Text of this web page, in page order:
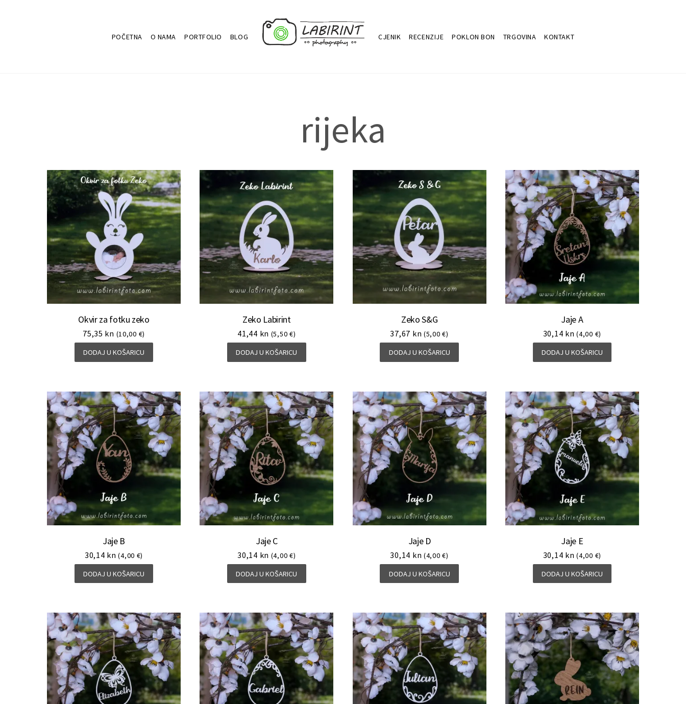
POČETNA O NAMA PORTFOLIO BLOG CJENIK RECENZIJE POKLON BON TRGOVINA KONTAKT
rijeka
Okvir za fotku zeko
75,35 kn (10,00 €)
DODAJ U KOŠARICU
Zeko Labirint
41,44 kn (5,50 €)
DODAJ U KOŠARICU
Zeko S&G
37,67 kn (5,00 €)
DODAJ U KOŠARICU
Jaje A
30,14 kn (4,00 €)
DODAJ U KOŠARICU
Jaje B
30,14 kn (4,00 €)
DODAJ U KOŠARICU
Jaje C
30,14 kn (4,00 €)
DODAJ U KOŠARICU
Jaje D
30,14 kn (4,00 €)
DODAJ U KOŠARICU
Jaje E
30,14 kn (4,00 €)
DODAJ U KOŠARICU